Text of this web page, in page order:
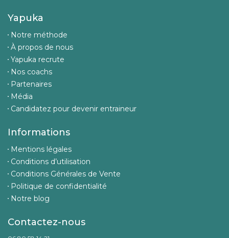
Yapuka
Notre méthode
À propos de nous
Yapuka recrute
Nos coachs
Partenaires
Média
Candidatez pour devenir entraineur
Informations
Mentions légales
Conditions d’utilisation
Conditions Générales de Vente
Politique de confidentialité
Notre blog
Contactez-nous